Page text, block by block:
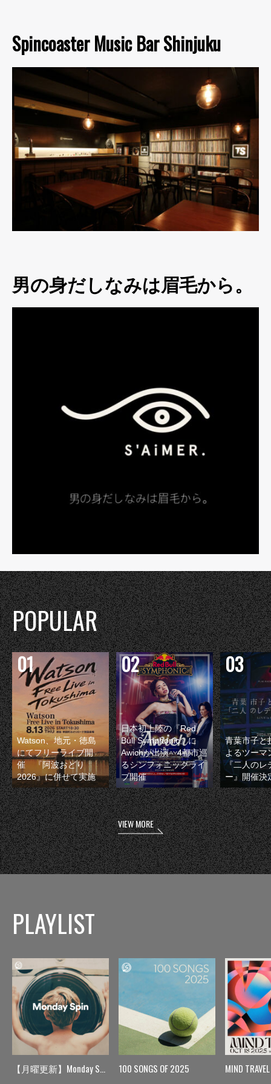
Spincoaster Music Bar Shinjuku
男の身だしなみは眉毛から。
POPULAR
Watson、地元・徳島
にてフリーライブ開
催 『阿波おどり
2026』に併せて実施
日本初上陸の『Red
Bull Symphonic』に
Awichが出演 4都市巡
るシンフォニックライ
ブ開催
青葉市子と
よるツーマ
『二人のレ
ー』開催決
VIEW MORE
PLAYLIST
【月曜更新】Monday Spin 100 SONGS OF 2025 MIND TRAVEL